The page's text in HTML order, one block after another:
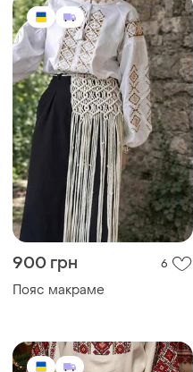
900 грн 6
Пояс макраме